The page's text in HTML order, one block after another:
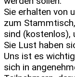
Sie erhalten von
zum
sind (kostenlos),
Sie Lust haben
Uns ist es
sich in